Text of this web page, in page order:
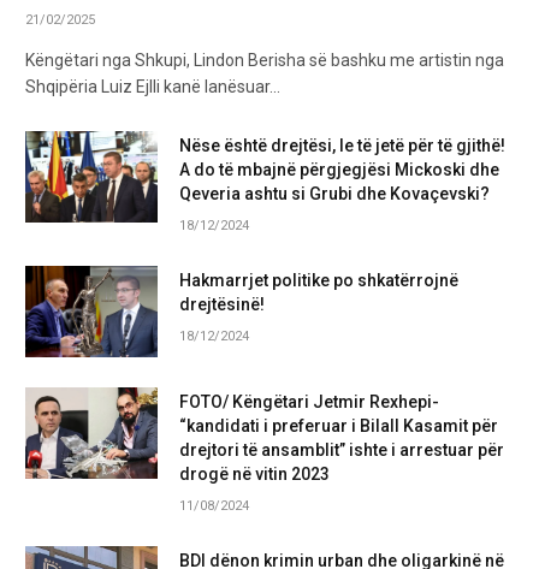
21/02/2025
Këngëtari nga Shkupi, Lindon Berisha së bashku me artistin nga
Shqipëria Luiz Ejlli kanë lanësuar…
Nëse është drejtësi, le të jetë për të gjithë!
A do të mbajnë përgjegjësi Mickoski dhe
Qeveria ashtu si Grubi dhe Kovaçevski?
18/12/2024
Hakmarrjet politike po shkatërrojnë
drejtësinë!
18/12/2024
FOTO/ Këngëtari Jetmir Rexhepi-
“kandidati i preferuar i Bilall Kasamit për
drejtori të ansamblit” ishte i arrestuar për
drogë në vitin 2023
11/08/2024
BDI dënon krimin urban dhe oligarkinë në